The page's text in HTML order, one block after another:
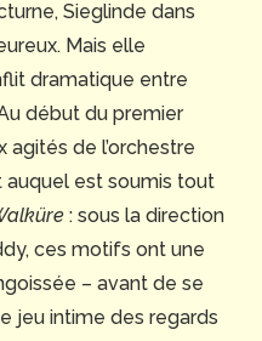
Sieglinde dans
Mais elle
dramatique entre
début du premier
de l’orchestre
est soumis tout
: sous la direction
ces motifs ont une
– avant de se
jeu intime des regards